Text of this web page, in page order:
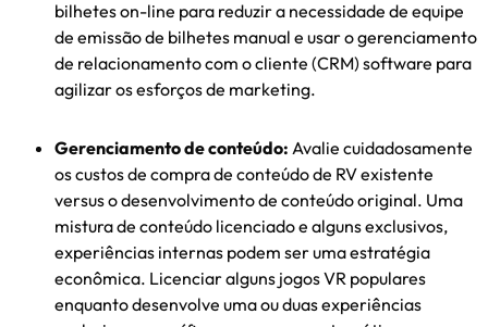
bilhetes on-line para reduzir a necessidade de equipe
de emissão de bilhetes manual e usar o gerenciamento
de relacionamento com o cliente (CRM) software para
agilizar os esforços de marketing.
Gerenciamento de conteúdo: Avalie cuidadosamente
os custos de compra de conteúdo de RV existente
versus o desenvolvimento de conteúdo original. Uma
mistura de conteúdo licenciado e alguns exclusivos,
experiências internas podem ser uma estratégia
econômica. Licenciar alguns jogos VR populares
enquanto desenvolve uma ou duas experiências